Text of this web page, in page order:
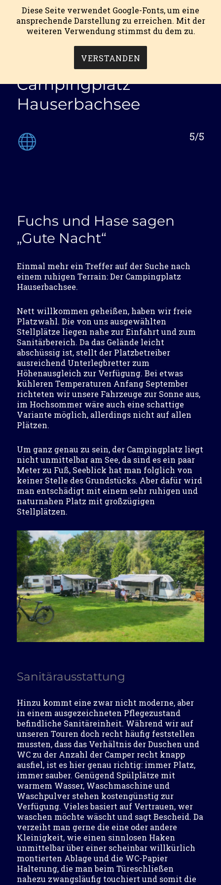
mein campingblog. MENÜ
Campingplatz
Hauserbachsee
5/5
Fuchs und Hase sagen
„Gute Nacht“
Einmal mehr ein Treffer auf der Suche nach
einem ruhigen Terrain: Der Campingplatz
Hauserbachsee.
Nett willkommen geheißen, haben wir freie
Platzwahl. Die von uns ausgewählten
Stellplätze liegen nahe zur Einfahrt und zum
Sanitärbereich. Da das Gelände leicht
abschüssig ist, stellt der Platzbetreiber
ausreichend Unterlegbretter zum
Höhenausgleich zur Verfügung. Bei etwas
kühleren Temperaturen Anfang September
richteten wir unsere Fahrzeuge zur Sonne aus,
im Hochsommer wäre auch eine schattige
Variante möglich, allerdings nicht auf allen
Plätzen.
Um ganz genau zu sein, der Campingplatz liegt
nicht unmittelbar am See, da sind es ein paar
Meter zu Fuß, Seeblick hat man folglich von
keiner Stelle des Grundstücks. Aber dafür wird
man entschädigt mit einem sehr ruhigen und
naturnahen Platz mit großzügigen
Stellplätzen.
Sanitärausstattung
Hinzu kommt eine zwar nicht moderne, aber
in einem ausgezeichneten Pflegezustand
befindliche Sanitäreinheit. Während wir auf
unseren Touren doch recht häufig feststellen
mussten, dass das Verhältnis der Duschen und
WC zu der Anzahl der Camper recht knapp
ausfiel, ist es hier genau richtig: immer Platz,
immer sauber. Genügend Spülplätze mit
warmem Wasser, Waschmaschine und
Waschpulver stehen kostengünstig zur
Verfügung. Vieles basiert auf Vertrauen, wer
waschen möchte wäscht und sagt Bescheid. Da
verzeiht man gerne die eine oder andere
Kleinigkeit, wie einen sinnlosen Haken
unmittelbar über einer scheinbar willkürlich
montierten Ablage und die WC-Papier
Halterung, die man beim Türeschließen
nahezu zwangsläufig touchiert und somit die
Diese Seite verwendet Google-Fonts, um eine
ansprechende Darstellung zu erreichen. Mit der
weiteren Verwendung stimmst du dem zu.
VERSTANDEN